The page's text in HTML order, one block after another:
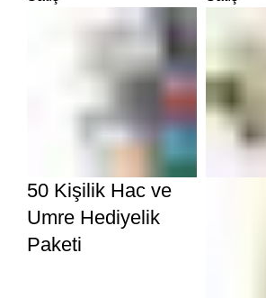
50 Kişilik Hac ve
Umre Hediyelik
Paketi